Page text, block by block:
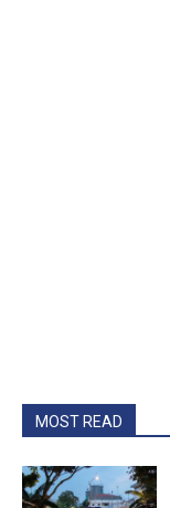
MOST READ